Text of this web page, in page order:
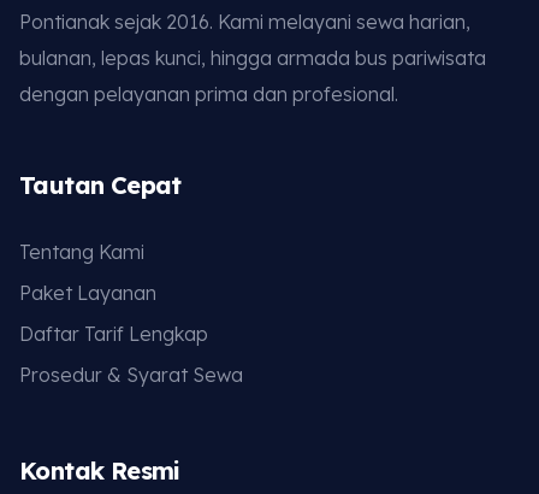
Pontianak sejak 2016. Kami melayani sewa harian,
bulanan, lepas kunci, hingga armada bus pariwisata
dengan pelayanan prima dan profesional.
Tautan Cepat
Tentang Kami
Paket Layanan
Daftar Tarif Lengkap
Prosedur & Syarat Sewa
Kontak Resmi